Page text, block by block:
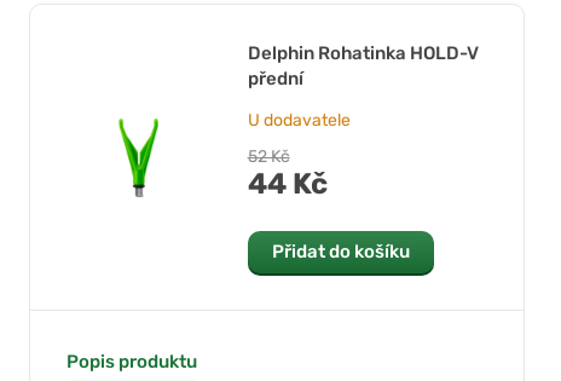
Delphin Feeder
Delphin Hrazda C-
Delphin Rohatinka HOLD-V
přední
U dodavatele
52 Kč
44 Kč
Přidat do košíku
Popis produktu